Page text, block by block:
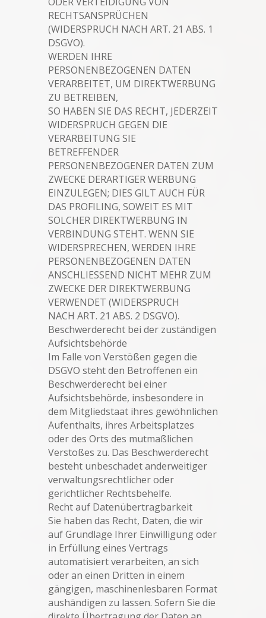
RECHTSANSPRÜCHEN
(WIDERSPRUCH NACH ART. 21 ABS. 1
DSGVO).
WERDEN IHRE
PERSONENBEZOGENEN DATEN
VERARBEITET, UM DIREKTWERBUNG
ZU BETREIBEN,
SO HABEN SIE DAS RECHT, JEDERZEIT
WIDERSPRUCH GEGEN DIE
VERARBEITUNG SIE
BETREFFENDER
PERSONENBEZOGENER DATEN ZUM
ZWECKE DERARTIGER WERBUNG
EINZULEGEN; DIES GILT AUCH FÜR
DAS PROFILING, SOWEIT ES MIT
SOLCHER DIREKTWERBUNG IN
VERBINDUNG STEHT. WENN SIE
WIDERSPRECHEN, WERDEN IHRE
PERSONENBEZOGENEN DATEN
ANSCHLIESSEND NICHT MEHR ZUM
ZWECKE DER DIREKTWERBUNG
VERWENDET (WIDERSPRUCH
NACH ART. 21 ABS. 2 DSGVO).
Beschwerderecht bei der zuständigen
Aufsichtsbehörde
Im Falle von Verstößen gegen die
DSGVO steht den Betroffenen ein
Beschwerderecht bei einer
Aufsichtsbehörde, insbesondere in
dem Mitgliedstaat ihres gewöhnlichen
Aufenthalts, ihres Arbeitsplatzes
oder des Orts des mutmaßlichen
Verstoßes zu. Das Beschwerderecht
besteht unbeschadet anderweitiger
verwaltungsrechtlicher oder
gerichtlicher Rechtsbehelfe.
Recht auf Datenübertragbarkeit
Sie haben das Recht, Daten, die wir
auf Grundlage Ihrer Einwilligung oder
in Erfüllung eines Vertrags
automatisiert verarbeiten, an sich
oder an einen Dritten in einem
gängigen, maschinenlesbaren Format
aushändigen zu lassen. Sofern Sie die